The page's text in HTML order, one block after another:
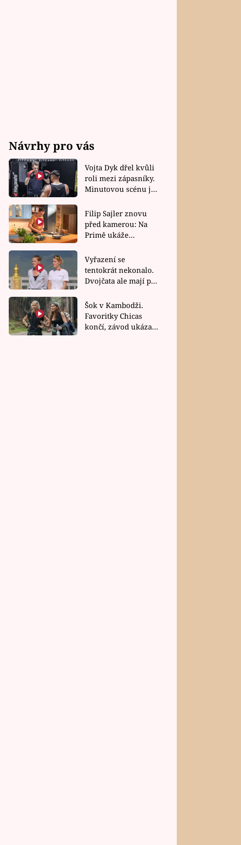
Návrhy pro vás
Vojta Dyk dřel kvůli
roli mezi zápasníky.
Minutovou scénu jel
Filip Sajler znovu
před kamerou: Na
Primě ukáže
rychlé recepty
Vyřazení se
tentokrát nekonalo.
Dvojčata ale mají po
závodu nůž na krku
Šok v Kambodži.
Favoritky Chicas
končí, závod ukázal